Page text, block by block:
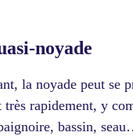
noyade
la noyade peut se
très rapidement, y
bassin,